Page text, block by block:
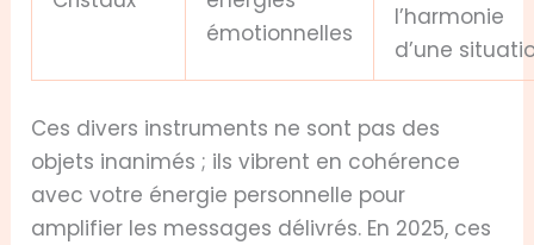
émotionnelles
l’harmonie
d’une
Ces divers instruments ne sont pas des
objets inanimés ; ils vibrent en cohérence
avec votre énergie personnelle pour
amplifier les messages délivrés. En 2025, ces